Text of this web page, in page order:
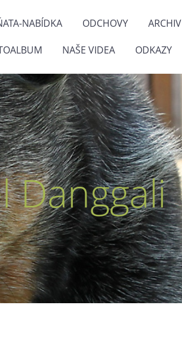
NABÍDKA ODCHOVY ARCHIV
NAŠE VIDEA ODKAZY
Danggali